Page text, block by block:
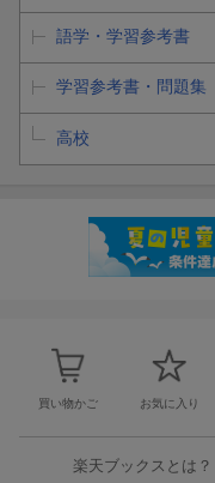
語学・学習参考書
学習参考書・問題集
高校
買い物かご お気に入り
楽天ブックスとは？